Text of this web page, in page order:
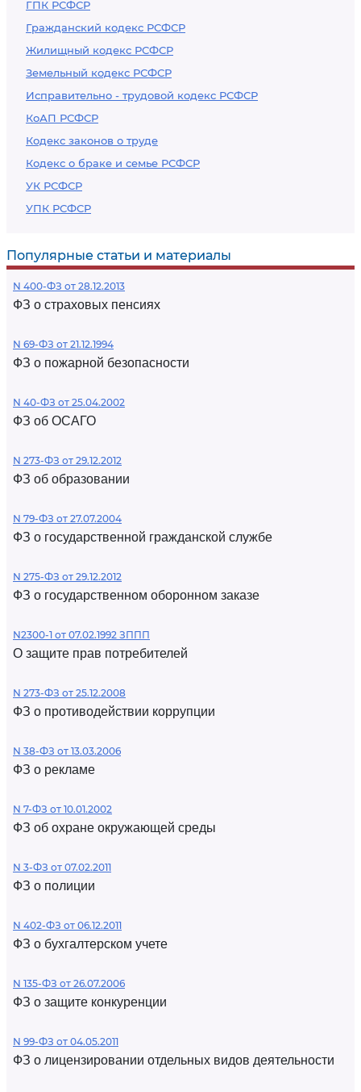
ГПК РСФСР
Гражданский кодекс РСФСР
Жилищный кодекс РСФСР
Земельный кодекс РСФСР
Исправительно - трудовой кодекс РСФСР
КоАП РСФСР
Кодекс законов о труде
Кодекс о браке и семье РСФСР
УК РСФСР
УПК РСФСР
Популярные статьи и материалы
N 400-ФЗ от 28.12.2013
ФЗ о страховых пенсиях
N 69-ФЗ от 21.12.1994
ФЗ о пожарной безопасности
N 40-ФЗ от 25.04.2002
ФЗ об ОСАГО
N 273-ФЗ от 29.12.2012
ФЗ об образовании
N 79-ФЗ от 27.07.2004
ФЗ о государственной гражданской службе
N 275-ФЗ от 29.12.2012
ФЗ о государственном оборонном заказе
N2300-1 от 07.02.1992 ЗППП
О защите прав потребителей
N 273-ФЗ от 25.12.2008
ФЗ о противодействии коррупции
N 38-ФЗ от 13.03.2006
ФЗ о рекламе
N 7-ФЗ от 10.01.2002
ФЗ об охране окружающей среды
N 3-ФЗ от 07.02.2011
ФЗ о полиции
N 402-ФЗ от 06.12.2011
ФЗ о бухгалтерском учете
N 135-ФЗ от 26.07.2006
ФЗ о защите конкуренции
N 99-ФЗ от 04.05.2011
ФЗ о лицензировании отдельных видов деятельности